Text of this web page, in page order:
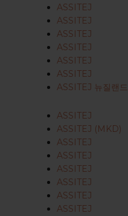
ASSITEJ
ASSITEJ
ASSITEJ
ASSITEJ
ASSITEJ
ASSITEJ
ASSITEJ 뉴질랜드
ASSITEJ
ASSITEJ (MKD)
ASSITEJ
ASSITEJ
ASSITEJ
ASSITEJ
ASSITEJ
ASSITEJ